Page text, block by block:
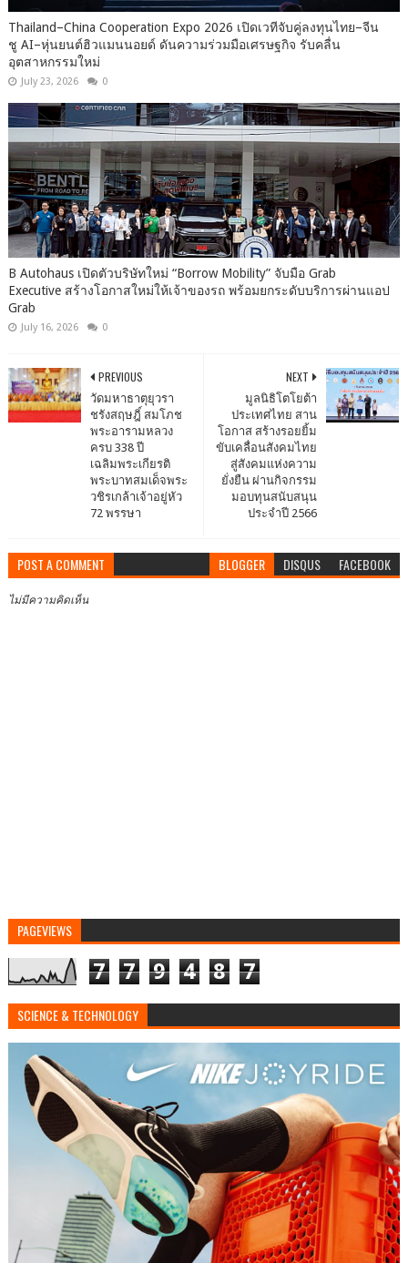
Thailand–China Cooperation Expo 2026 เปิดเวทีจับคู่ลงทุนไทย–จีน
ชู AI–หุ่นยนต์ฮิวแมนนอยด์ ดันความร่วมมือเศรษฐกิจ รับคลื่น
อุตสาหกรรมใหม่
July 23, 2026 0
B Autohaus เปิดตัวบริษัทใหม่ “Borrow Mobility” จับมือ Grab
Executive สร้างโอกาสใหม่ให้เจ้าของรถ พร้อมยกระดับบริการผ่านแอป
Grab
July 16, 2026 0
NEXT
มูลนิธิโตโยต้า
ประเทศไทย สาน
โอกาส สร้างรอยยิ้ม
ขับเคลื่อนสังคมไทย
สู่สังคมแห่งความ
ยั่งยืน ผ่านกิจกรรม
มอบทุนสนับสนุน
ประจำปี 2566
PREVIOUS
วัดมหาธาตุยุวรา
ชรังสฤษฎิ์ สมโภช
พระอารามหลวง
ครบ 338 ปี
เฉลิมพระเกียรติ
พระบาทสมเด็จพระ
วชิรเกล้าเจ้าอยู่หัว
72 พรรษา
POST A COMMENT BLOGGER DISQUS FACEBOOK
ไม่มีความคิดเห็น
PAGEVIEWS
7 7 9 4 8 7
SCIENCE & TECHNOLOGY